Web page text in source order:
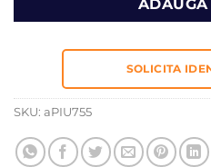
SOLICITA
SKU: aPIU755